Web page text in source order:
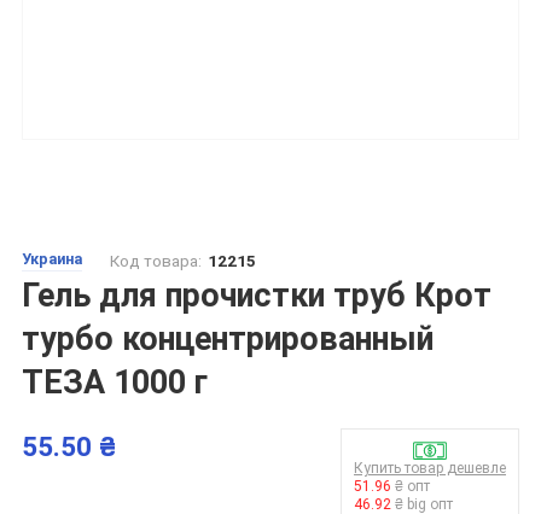
Украина Код товара: 12215
Гель для прочистки труб Крот
турбо концентрированный
ТЕЗА 1000 г
55.50 ₴
Купить товар дешевле
51.96 ₴ опт
46.92 ₴ big опт